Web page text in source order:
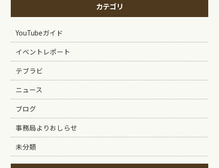
カテゴリ
YouTubeガイド
イベントレポート
テブラビ
ニュース
ブログ
事務局よりおしらせ
未分類